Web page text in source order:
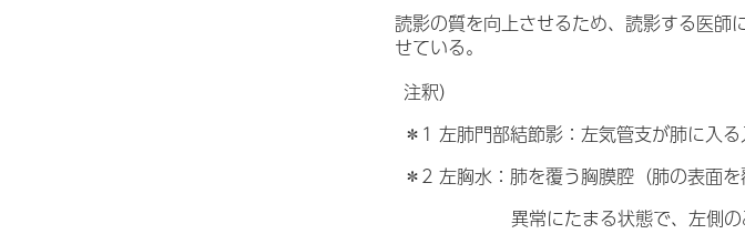
読影の質を向上させるため、読影する医師
せている。
注釈）
＊1 左肺門部結節影：左気管支が肺に入
＊2 左胸水：肺を覆う胸膜腔（肺の表面
異常にたまる状態で、左側